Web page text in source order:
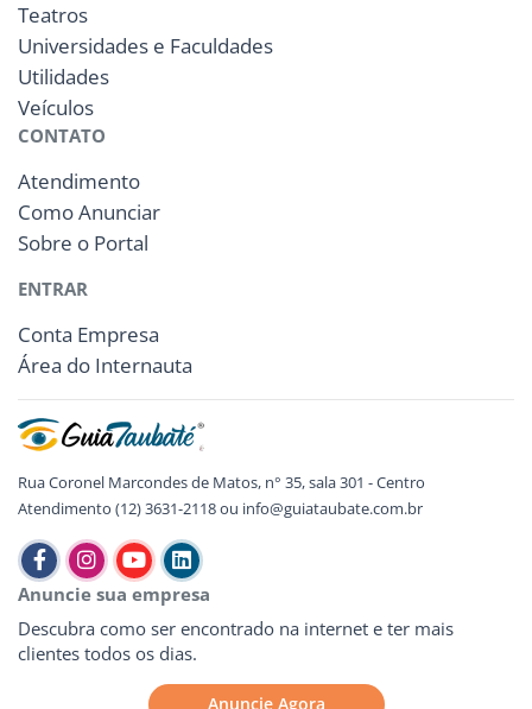
Teatros
Universidades e Faculdades
Utilidades
Veículos
CONTATO
Atendimento
Como Anunciar
Sobre o Portal
ENTRAR
Conta Empresa
Área do Internauta
Rua Coronel Marcondes de Matos, n° 35, sala 301 - Centro
Atendimento (12) 3631-2118 ou info@guiataubate.com.br
Anuncie sua empresa
Descubra como ser encontrado na internet e ter mais
clientes todos os dias.
Anuncie Agora